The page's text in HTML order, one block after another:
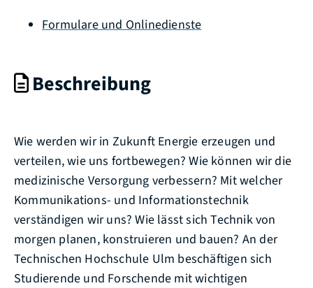
Formulare und Onlinedienste
Beschreibung
Wie werden wir in Zukunft Energie erzeugen und
verteilen, wie uns fortbewegen? Wie können wir die
medizinische Versorgung verbessern? Mit welcher
Kommunikations- und Informationstechnik
verständigen wir uns? Wie lässt sich Technik von
morgen planen, konstruieren und bauen? An der
Technischen Hochschule Ulm beschäftigen sich
Studierende und Forschende mit wichtigen